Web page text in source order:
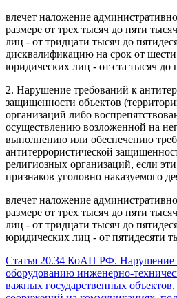
влечет наложение
размере от трех тысяч до пяти
лиц - от тридцати тысяч до
дисквалификацию на срок от шести
юридических лиц - от ста тысяч до
2. Нарушение требований к
защищенности объектов
организаций либо
осуществлению возложенной на
выполнению или обеспечению
антитеррористической
религиозных организаций, если
признаков уголовно наказуемого
влечет наложение
размере от трех тысяч до пяти
лиц - от тридцати тысяч до
юридических лиц - от пятидесяти
Статья 20.34 КоАП РФ. Нарушение
оборудованию инженерно-
важных государственных